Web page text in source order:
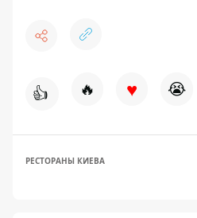
👍 🔥 ♥ 😭
РЕСТОРАНЫ КИЕВА